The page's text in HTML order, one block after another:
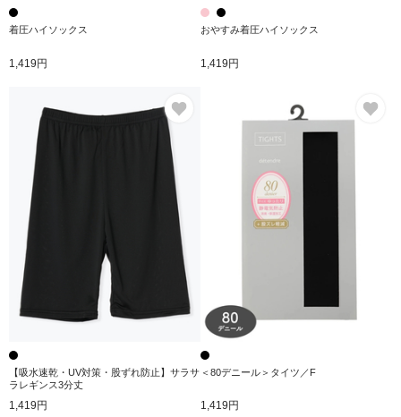
着圧ハイソックス
1,419円
おやすみ着圧ハイソックス
1,419円
【吸水速乾・UV対策・股ずれ防止】サラサ
ラレギンス3分丈
1,419円
＜80デニール＞タイツ／F
1,419円